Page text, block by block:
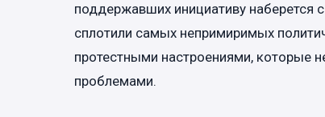
поддержавших инициативу
сплотили самых непримиримых
протестными настроениями, которые
проблемами.